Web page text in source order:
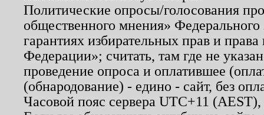
Политические опросы/голосования
общественного мнения»
гарантиях избирательных прав и
Федерации»; считать, там где не
проведение опроса и оплатившее
(обнародование) - едино - сайт, без
Часовой пояс сервера UTC+11